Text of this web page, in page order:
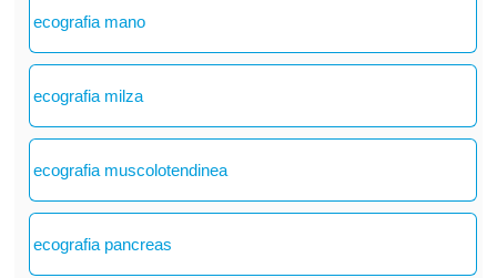
ecografia mano
ecografia milza
ecografia muscolotendinea
ecografia pancreas